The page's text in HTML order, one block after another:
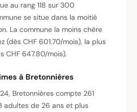
au rang 118 sur 300
se situe dans la moitié
La commune la moins chère
(dès CHF 601.70/mois), la plus
CHF 647.80/mois).
à Bretonnières
Bretonnières compte 261
adultes de 26 ans et plus